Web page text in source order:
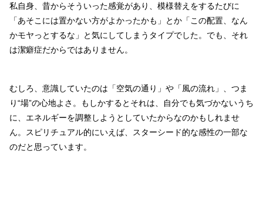
私自身、昔からそういった感覚があり、模様替えをするたびに
「あそこには置かない方がよかったかも」とか「この配置、なん
かモヤっとするな」と気にしてしまうタイプでした。でも、それ
は潔癖症だからではありません。
むしろ、意識していたのは「空気の通り」や「風の流れ」、つま
り“場”の心地よさ。もしかするとそれは、自分でも気づかないうち
に、エネルギーを調整しようとしていたからなのかもしれませ
ん。スピリチュアル的にいえば、スターシード的な感性の一部な
のだと思っています。